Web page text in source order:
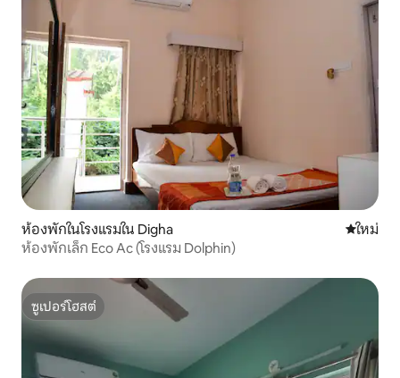
ห้องพักในโรงแรมใน Digha ที่พักใหม่
ใหม่
ห้องพักเล็ก Eco Ac (โรงแรม Dolphin)
ซูเปอร์โฮสต์
ซูเปอร์โฮสต์